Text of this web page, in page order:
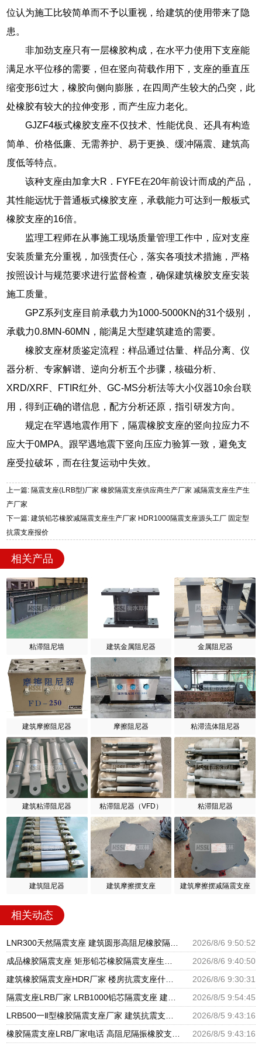
位认为施工比较简单而不予以重视，给建筑的使用带来了隐
患。
非加劲支座只有一层橡胶构成，在水平力使用下支座能
满足水平位移的需要，但在竖向荷载作用下，支座的垂直压
缩变形6过大，橡胶向侧向膨胀，在四周产生较大的凸突，此
处橡胶有较大的拉伸变形，而产生应力老化。
GJZF4板式橡胶支座不仅技术、性能优良、还具有构造
简单、价格低廉、无需养护、易于更换、缓冲隔震、建筑高
度低等特点。
该种支座由加拿大R．FYFE在20年前设计而成的产品，
其性能远忧于普通板式橡胶支座，承载能力可达到一般板式
橡胶支座的16倍。
监理工程师在从事施工现场质量管理工作中，应对支座
安装质量充分重视，加强责任心，落实各项技术措施，严格
按照设计与规范要求进行监督检查，确保建筑橡胶支座安装
施工质量。
GPZ系列支座目前承载力为1000-5000KN的31个级别，
承载力0.8MN-60MN，能满足大型建筑建造的需要。
橡胶支座材质鉴定流程：样品通过估量、样品分离、仪
器分析、专家解谱、逆向分析五个步骤，核磁分析、
XRD/XRF、FTIR红外、GC-MS分析法等大小仪器10余台联
用，得到正确的谱信息，配方分析还原，指引研发方向。
规定在罕遇地震作用下，隔震橡胶支座的竖向拉应力不
应大于0MPA。跟罕遇地震下竖向压应力验算一致，避免支
座受拉破坏，而在往复运动中失效。
上一篇: 隔震支座(LRB型)厂家 橡胶隔震支座供应商生产厂家 减隔震支座生产生
产厂家
下一篇: 建筑铅芯橡胶减隔震支座生产厂家 HDR1000隔震支座源头工厂 固定型
抗震支座报价
相关产品
粘滞阻尼墙 建筑金属阻尼器 金属阻尼器
建筑摩擦阻尼器 摩擦阻尼器 粘滞流体阻尼器
建筑粘滞阻尼器 粘滞阻尼器（VFD） 粘滞阻尼器
建筑阻尼器 建筑摩擦摆支座 建筑摩擦摆减隔震支座
相关动态
2026/8/6 9:50:52
2026/8/6 9:40:50
2026/8/6 9:30:31
2026/8/5 9:54:45
2026/8/5 9:43:16
2026/8/5 9:43:16